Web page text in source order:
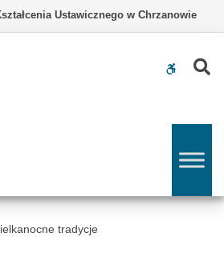
Ustawicznego w Chrzanowie
WCAG
tradycje